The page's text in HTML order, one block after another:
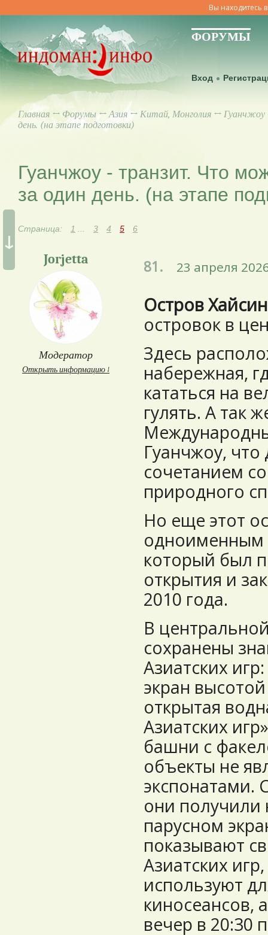
Вы находитесь
ФОРУМЫ
Вход
Главная ↔ Форумы↔Азия ↔ Китай, Монголия ↔ Гуанчжоу
день. (на этапе подготовки)
↓
Гуанчжоу - транзит. Что
за один день. (на этапе
Страница: 1 3 4 5 6
Jorjetta
Модератор
Открыть информацию ↓
81. 23 апреля
Остров
островок в
Здесь
набережная,
кататься на
гулять. А так
Гуанчжоу, что
сочетанием
природного
Но еще этот
одноименным
который был
открытия и
2010 года.
В
сохранены
Азиатских
экран
открытая
Азиатских
башни с
объекты не
экспонатами.
они
парусном
показывают
Азиатских
используют
киносеансов,
вечер в 20:30